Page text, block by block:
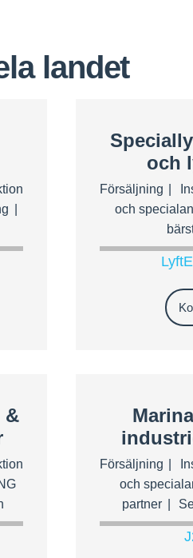
landet
och
Försäljning
och
&
Försäljning
och
partner